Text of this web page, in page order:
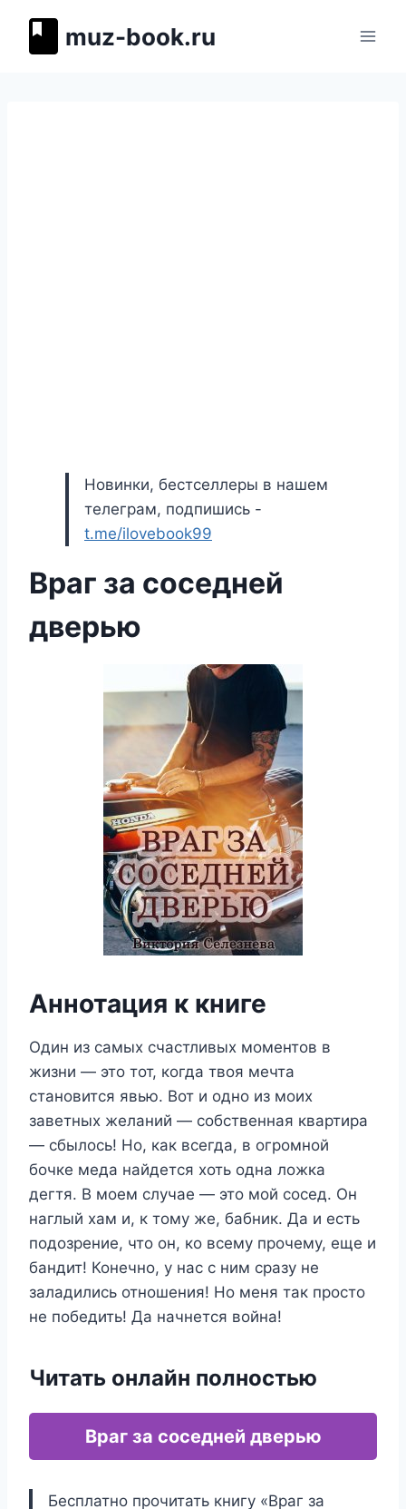
muz-book.ru
Новинки, бестселлеры в нашем
телеграм, подпишись -
t.me/ilovebook99
Враг за соседней
дверью
Аннотация к книге
Один из самых счастливых моментов в
жизни — это тот, когда твоя мечта
становится явью. Вот и одно из моих
заветных желаний — собственная квартира
— сбылось! Но, как всегда, в огромной
бочке меда найдется хоть одна ложка
дегтя. В моем случае — это мой сосед. Он
наглый хам и, к тому же, бабник. Да и есть
подозрение, что он, ко всему прочему, еще и
бандит! Конечно, у нас с ним сразу не
заладились отношения! Но меня так просто
не победить! Да начнется война!
Читать онлайн полностью
Враг за соседней дверью
Бесплатно прочитать книгу «Враг за